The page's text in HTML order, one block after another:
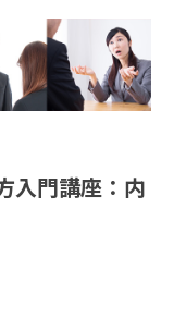
入門講座：内